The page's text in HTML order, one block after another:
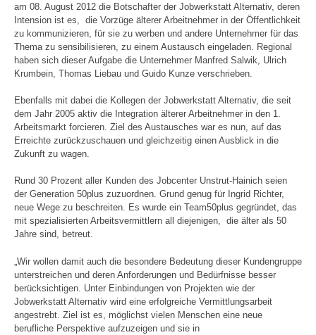
am 08. August 2012 die Botschafter der Jobwerkstatt Alternativ, deren
Intension ist es, die Vorzüge älterer Arbeitnehmer in der Öffentlichkeit
zu kommunizieren, für sie zu werben und andere Unternehmer für das
Thema zu sensibilisieren, zu einem Austausch eingeladen. Regional
haben sich dieser Aufgabe die Unternehmer Manfred Salwik, Ulrich
Krumbein, Thomas Liebau und Guido Kunze verschrieben.
Ebenfalls mit dabei die Kollegen der Jobwerkstatt Alternativ, die seit
dem Jahr 2005 aktiv die Integration älterer Arbeitnehmer in den 1.
Arbeitsmarkt forcieren. Ziel des Austausches war es nun, auf das
Erreichte zurückzuschauen und gleichzeitig einen Ausblick in die
Zukunft zu wagen.
Rund 30 Prozent aller Kunden des Jobcenter Unstrut-Hainich seien
der Generation 50plus zuzuordnen. Grund genug für Ingrid Richter,
neue Wege zu beschreiten. Es wurde ein Team50plus gegründet, das
mit spezialisierten Arbeitsvermittlern all diejenigen, die älter als 50
Jahre sind, betreut.
„Wir wollen damit auch die besondere Bedeutung dieser Kundengruppe
unterstreichen und deren Anforderungen und Bedürfnisse besser
berücksichtigen. Unter Einbindungen von Projekten wie der
Jobwerkstatt Alternativ wird eine erfolgreiche Vermittlungsarbeit
angestrebt. Ziel ist es, möglichst vielen Menschen eine neue
berufliche Perspektive aufzuzeigen und sie in